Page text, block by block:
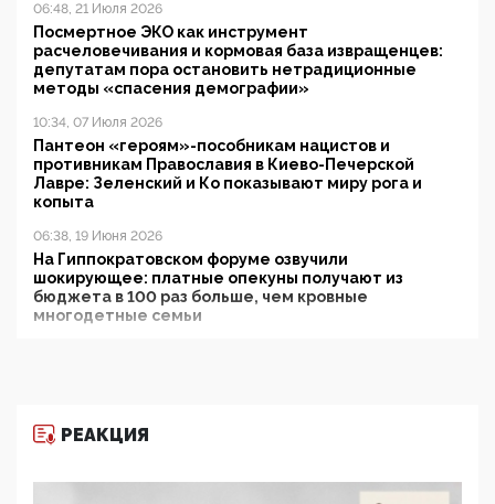
06:48, 21 Июля 2026
Посмертное ЭКО как инструмент
расчеловечивания и кормовая база извращенцев:
депутатам пора остановить нетрадиционные
методы «спасения демографии»
10:34, 07 Июля 2026
Пантеон «героям»-пособникам нацистов и
противникам Православия в Киево-Печерской
Лавре: Зеленский и Ко показывают миру рога и
копыта
06:38, 19 Июня 2026
На Гиппократовском форуме озвучили
шокирующее: платные опекуны получают из
бюджета в 100 раз больше, чем кровные
многодетные семьи
11:53, 09 Июня 2026
деятельность ИИТО ЮНЕСКО в России, но
РЕАКЦИЯ